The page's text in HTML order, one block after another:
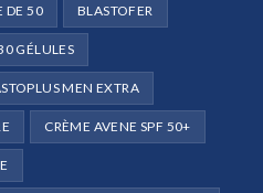
DE 50 BLASTOFER
GÉLULES
MEN EXTRA
CRÈME AVENE SPF 50+